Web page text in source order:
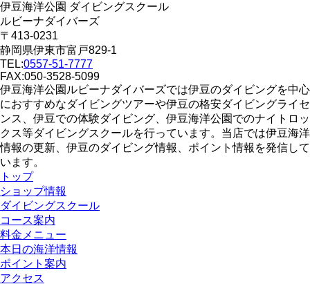
伊豆海洋公園 ダイビングスクール
ルビーナダイバーズ
〒413-0231
静岡県伊東市富戸829-1
TEL:0557-51-7777
FAX:050-3528-5099
伊豆海洋公園ルビーナダイバーズでは伊豆のダイビングを中心
におすすめなダイビングツアーや伊豆の格安ダイビングライセ
ンス、伊豆での体験ダイビング、伊豆海洋公園でのナイトロッ
クス等ダイビングスクールを行っています。当店では伊豆海洋
情報の更新、伊豆のダイビング情報、ポイント情報を発信して
います。
トップ
ショップ情報
ダイビングスクール
コース案内
料金メニュー
本日の海洋情報
ポイント案内
アクセス